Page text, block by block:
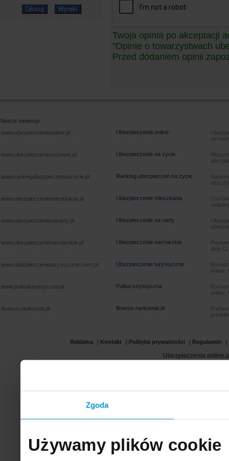
Zgoda
Używamy plików cookie
Twoja opinia po akceptacji
"Opinie o towarzystwach
Przed dodaniem opinii
Nasze serwisy:
www.ubezpieczeniaonline.pl
Ubezpieczenia online
na
www.ubezpieczeniazyciowe.pl Ubezpieczenie na życie
www.rankingubezpieczennazycie.pl Ranking ubezpieczeń na życie
www.ubezpieczeniemieszkania.pl Ubezpieczenie mieszkania
www.ubezpieczenienanarty.pl Ubezpieczenie na narty
www.ubezpieczenienarciarskie.pl Ubezpieczenie narciarskie
daję
www.ubezpieczenieturystyczne.com.pl Ubezpieczenie turystyczne
www.polisaturystyczna.pl Polisa turystyczna
finanse.rankomat.pl finanse.rankomat.pl
Reklama Kontakt Polityka prywatności Regulamin
Ubezpieczenia